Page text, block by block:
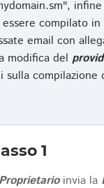
compilato
email con
modifica del
sulla
1
Proprietarioinvia la